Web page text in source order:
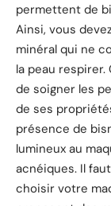
permettent de
Ainsi, vous
minéral qui ne
la peau
de soigner les
de ses
présence de
lumineux au
acnéiques. Il
choisir votre